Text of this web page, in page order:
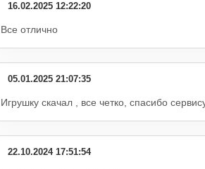
16.02.2025 12:22:20
Все отлично
05.01.2025 21:07:35
Игрушку скачал , все четко, спасибо
22.10.2024 17:51:54